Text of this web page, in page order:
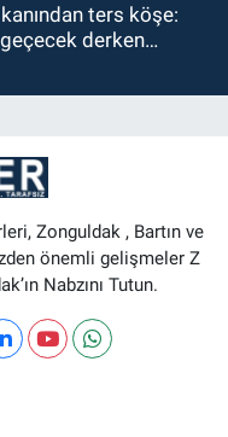
ters köşe:
geçecek derken…
Zonguldak , Bartın ve
önemli gelişmeler Z
Nabzını Tutun.